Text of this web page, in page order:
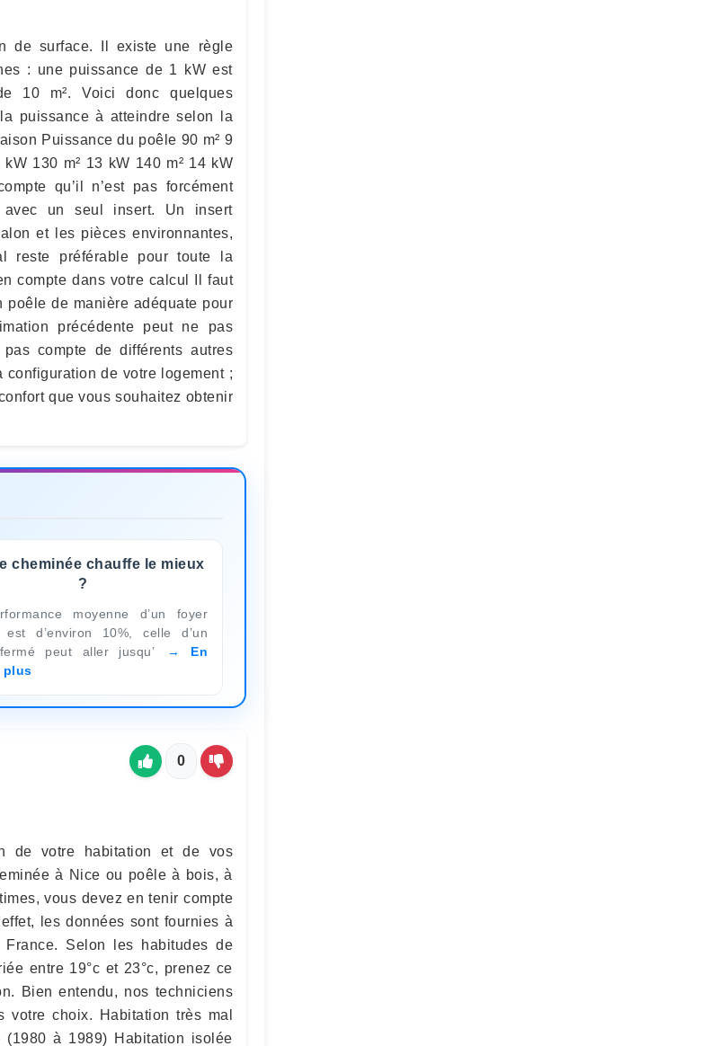
de surface. Il existe une règle
: une puissance de 1 kW est
10 m². Voici donc quelques
puissance à atteindre selon la
Puissance du poêle 90 m² 9
130 m² 13 kW 140 m² 14 kW
qu’il n’est pas forcément
un seul insert. Un insert
et les pièces environnantes,
reste préférable pour toute la
compte dans votre calcul Il faut
de manière adéquate pour
précédente peut ne pas
compte de différents autres
de votre logement ;
que vous souhaitez obtenir
cheminée chauffe le mieux
?
moyenne d’un foyer
est d’environ 10%, celle d’un
peut aller jusqu’
En
plus
0
de votre habitation et de vos
à Nice ou poêle à bois, à
vous devez en tenir compte
les données sont fournies à
Selon les habitudes de
entre 19°c et 23°c, prenez ce
Bien entendu, nos techniciens
choix. Habitation très mal
à 1989) Habitation isolée